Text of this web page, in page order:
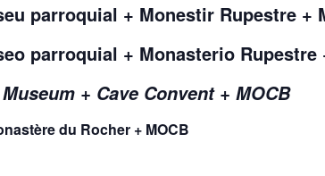
parroquial + Monestir Rupestre +
parroquial + Monasterio Rupestre
+ Cave Convent + MOCB
du Rocher + MOCB